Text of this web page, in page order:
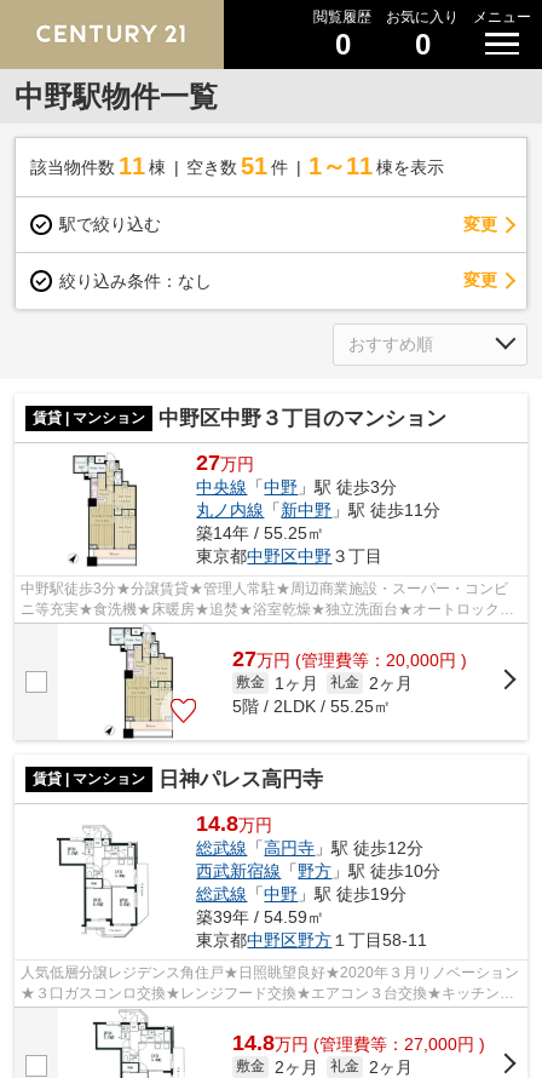
閲覧履歴
0
お気に入り
0
メニュー
中野駅物件一覧
該当物件数 11棟 空き数 51 件 1～11 棟を表示
駅で絞り込む 変更
絞り込み条件： なし 変更
賃貸 | マンション 中野区中野３丁目のマンション
27万円
中央線 「中野 」駅 徒歩3分
丸ノ内線 「新中野 」駅 徒歩11分
築14年 / 55.25㎡
東京都中野区中野３丁目
中野駅徒歩3分★分譲賃貸★管理人常駐★周辺商業施設・スーパー・コンビ
ニ等充実★食洗機★床暖房★追焚★浴室乾燥★独立洗面台★オートロック★
27万円 (管理費等：20,000円 )
敷金 1ヶ月 礼金
2ヶ月
5階 / 2LDK / 55.25㎡
賃貸 | マンション 日神パレス高円寺
14.8万円
総武線 「高円寺 」駅 徒歩12分
西武新宿線 「野方 」駅 徒歩10分
総武線 「中野 」駅 徒歩19分
築39年 / 54.59㎡
東京都中野区野方 １丁目58-11
人気低層分譲レジデンス角住戸★日照眺望良好★2020年３月リノベーション
★３口ガスコンロ交換★レンジフード交換★エアコン３台交換★キッチン・
浴室水栓交換★浴室換気扇交換
14.8万円 (管理費等：27,000円 )
敷金 2ヶ月 礼金
2ヶ月